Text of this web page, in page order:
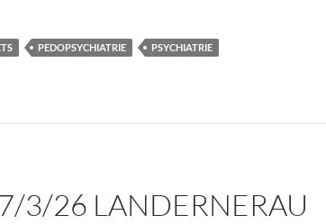
PEDOPSYCHIATRIE
PSYCHIATRIE
3/26 LANDERNERAU